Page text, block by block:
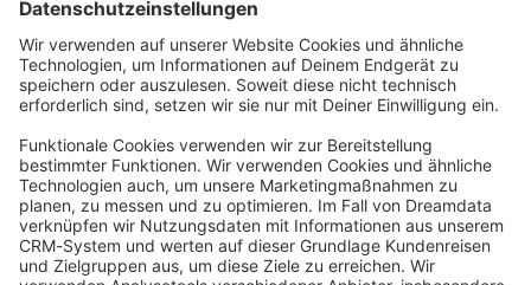
Angetrieben vonDiscourse, beste Erfahrung mit aktiviertem